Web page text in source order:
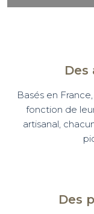
Basés en
fonction de
artisanal,
Des